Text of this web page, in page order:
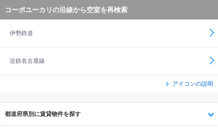
コーポユーカリの沿線から空室を再検索
伊勢鉄道
近鉄名古屋線
アイコンの説明
都道府県別に賃貸物件を探す